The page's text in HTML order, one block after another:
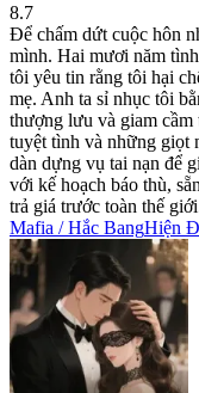
8.7
Để chấm dứt cuộc hôn
mình. Hai mươi năm
tôi yêu tin rằng tôi hại
mẹ. Anh ta sỉ nhục tôi
thượng lưu và giam
tuyệt tình và những giọt
dàn dựng vụ tai nạn để
với kế hoạch báo thù,
trả giá trước toàn thế
Mafia / Hắc BangHiện